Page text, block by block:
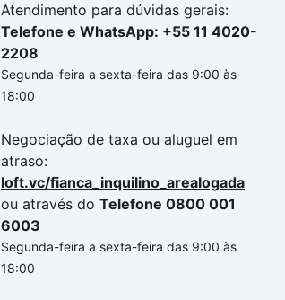
Atendimento para dúvidas gerais:
Telefone e WhatsApp: +55 11 4020-
2208
Segunda-feira a sexta-feira das 9:00 às
18:00
Negociação de taxa ou aluguel em
atraso:
loft.vc/fianca_inquilino_arealogada
ou através do Telefone 0800 001
6003
Segunda-feira a sexta-feira das 9:00 às
18:00